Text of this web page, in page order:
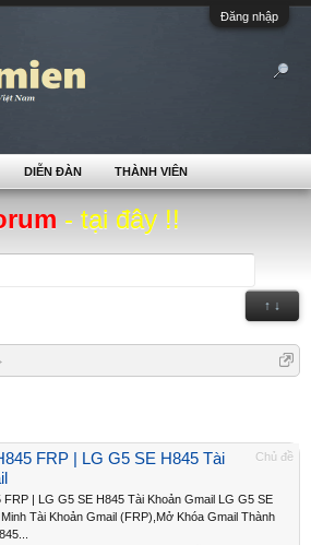
Đăng nhập
- tại đây !!
↑ ↓
Chủ đề
FRP | LG G5 SE H845 Tài
FRP | LG G5 SE H845 Tài Khoản Gmail LG G5 SE
Tài Khoản Gmail (FRP),Mở Khóa Gmail Thành
DIỄN ĐÀN THÀNH VIÊN